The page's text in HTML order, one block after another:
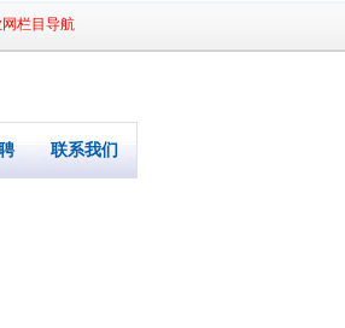
栏目导航
联系我们